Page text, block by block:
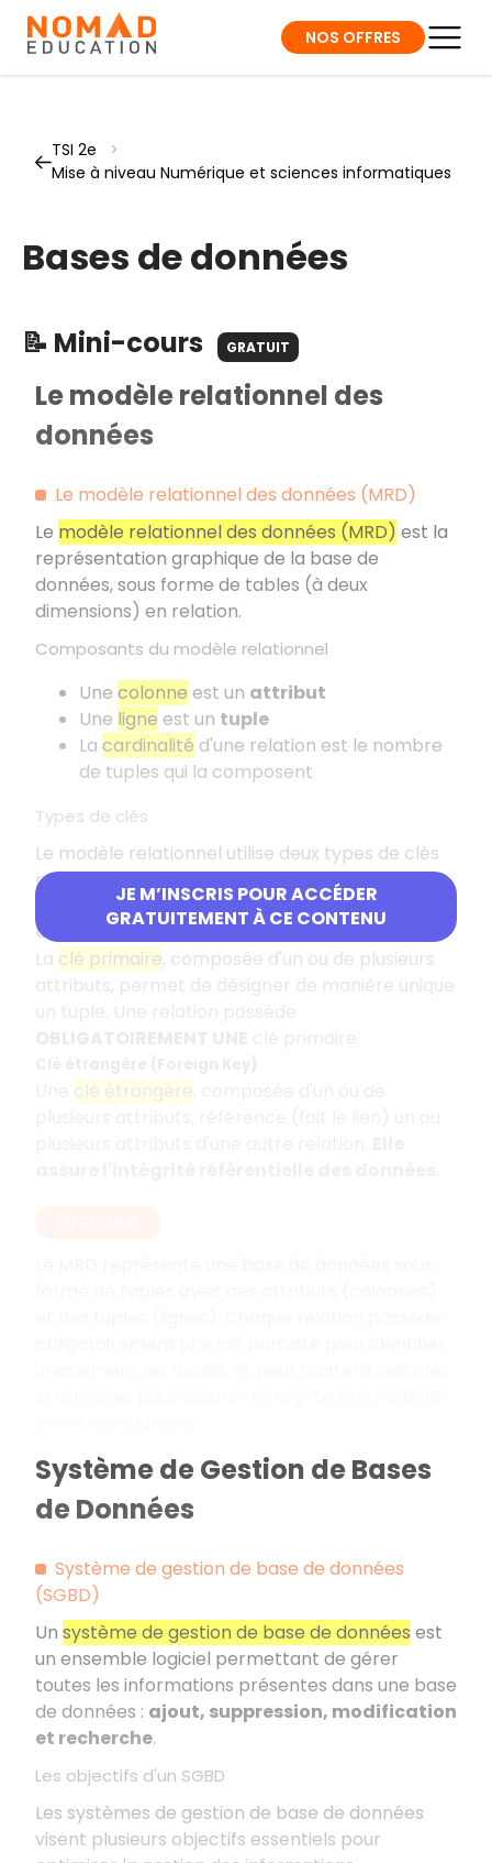
NOS OFFRES
TSI 2e
>
Mise à niveau Numérique et sciences informatiques
Bases de données
📝 Mini-cours GRATUIT
JE M’INSCRIS POUR ACCÉDER
GRATUITEMENT À CE CONTENU
Le modèle relationnel des
données
Le modèle relationnel des données (MRD)
Le modèle relationnel des données (MRD) est la
représentation graphique de la base de
données, sous forme de tables (à deux
dimensions) en relation.
Composants du modèle relationnel
Une colonne est un attribut
Une ligne est un tuple
La cardinalité d'une relation est le nombre
de tuples qui la composent
Types de clés
Le modèle relationnel utilise deux types de clés
principales pour assurer l'organisation et
l'intégrité des données.
Clé primaire (Primary Key)
La clé primaire, composée d'un ou de plusieurs
attributs, permet de désigner de manière unique
Système de Gestion de Bases
de Données
Système de gestion de base de données
(SGBD)
Un système de gestion de base de données est
un ensemble logiciel permettant de gérer
toutes les informations présentes dans une base
de données : ajout, suppression, modification
et recherche.
Les objectifs d'un SGBD
Les systèmes de gestion de base de données
visent plusieurs objectifs essentiels pour